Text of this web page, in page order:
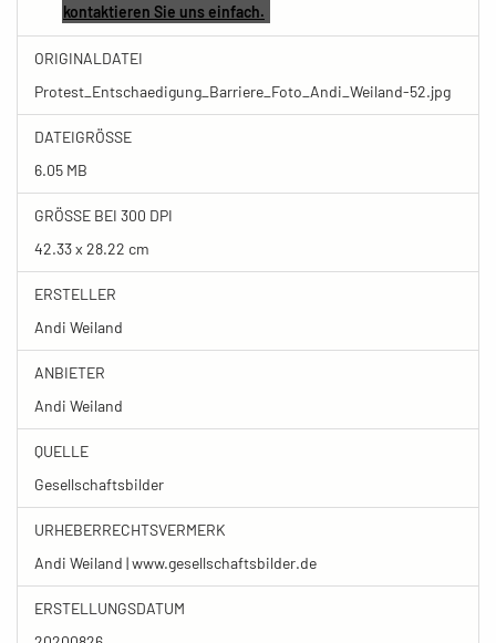
kontaktieren Sie uns einfach.
ORIGINALDATEI
Protest_Entschaedigung_Barriere_Foto_Andi_Weiland-52.jpg
DATEIGRÖSSE
6.05 MB
GRÖSSE BEI 300 DPI
42.33 x 28.22 cm
ERSTELLER
Andi Weiland
ANBIETER
Andi Weiland
QUELLE
Gesellschaftsbilder
URHEBERRECHTSVERMERK
Andi Weiland | www.gesellschaftsbilder.de
ERSTELLUNGSDATUM